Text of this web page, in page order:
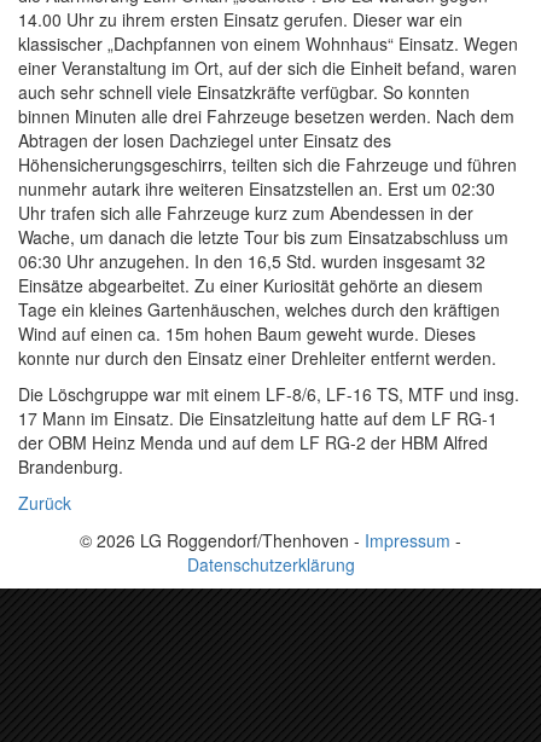
14.00 Uhr zu ihrem ersten Einsatz gerufen. Dieser war ein
klassischer „Dachpfannen von einem Wohnhaus“ Einsatz. Wegen
einer Veranstaltung im Ort, auf der sich die Einheit befand, waren
auch sehr schnell viele Einsatzkräfte verfügbar. So konnten
binnen Minuten alle drei Fahrzeuge besetzen werden. Nach dem
Abtragen der losen Dachziegel unter Einsatz des
Höhensicherungsgeschirrs, teilten sich die Fahrzeuge und führen
nunmehr autark ihre weiteren Einsatzstellen an. Erst um 02:30
Uhr trafen sich alle Fahrzeuge kurz zum Abendessen in der
Wache, um danach die letzte Tour bis zum Einsatzabschluss um
06:30 Uhr anzugehen. In den 16,5 Std. wurden insgesamt 32
Einsätze abgearbeitet. Zu einer Kuriosität gehörte an diesem
Tage ein kleines Gartenhäuschen, welches durch den kräftigen
Wind auf einen ca. 15m hohen Baum geweht wurde. Dieses
konnte nur durch den Einsatz einer Drehleiter entfernt werden.
Die Löschgruppe war mit einem LF-8/6, LF-16 TS, MTF und insg.
17 Mann im Einsatz. Die Einsatzleitung hatte auf dem LF RG-1
der OBM Heinz Menda und auf dem LF RG-2 der HBM Alfred
Brandenburg.
Zurück
© 2026 LG Roggendorf/Thenhoven - Impressum -
Datenschutzerklärung